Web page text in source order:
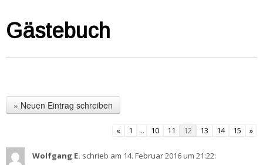
Gästebuch
« 1 ... 10 11 12 13 14 15 »
Wolfgang E. schrieb am 14. Februar 2016um 21:22: